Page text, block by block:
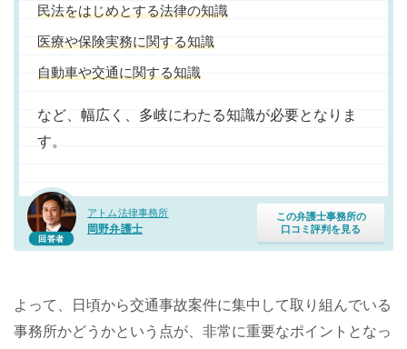
回答者
アトム法律事務所
岡野弁護士
この弁護士事務所の
口コミ評判を見る
民法をはじめとする法律の知識
医療や保険実務に関する知識
自動車や交通に関する知識
など、幅広く、多岐にわたる知識が必要となりま
す。
よって、日頃から交通事故案件に集中して取り組んでいる
事務所かどうかという点が、非常に重要なポイントとなっ